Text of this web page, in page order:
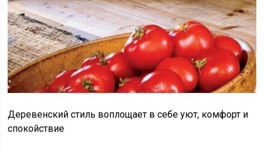
Деревенский стиль воплощает в себе уют, комфорт и
спокойствие